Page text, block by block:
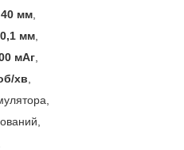
40 мм
0,1 мм
мАг
хв